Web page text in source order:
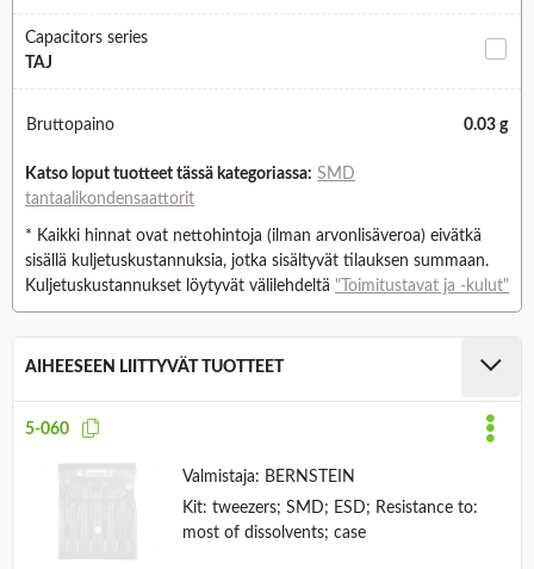
Capacitors series
TAJ
Bruttopaino 0.03 g
Katso loput tuotteet tässä kategoriassa: SMD
tantaalikondensaattorit
* Kaikki hinnat ovat nettohintoja (ilman arvonlisäveroa) eivätkä
sisällä kuljetuskustannuksia, jotka sisältyvät tilauksen summaan.
Kuljetuskustannukset löytyvät välilehdeltä "Toimitustavat ja -kulut"
AIHEESEEN LIITTYVÄT TUOTTEET
5-060
Valmistaja: BERNSTEIN
Kit: tweezers; SMD; ESD; Resistance to:
most of dissolvents; case